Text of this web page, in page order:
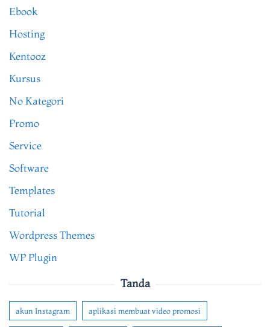
Ebook
Hosting
Kentooz
Kursus
No Kategori
Promo
Service
Software
Templates
Tutorial
Wordpress Themes
WP Plugin
Tanda
akun Instagram aplikasi membuat video promosi